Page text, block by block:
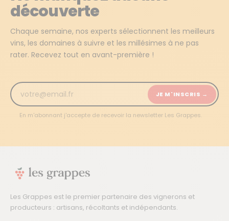
découverte
Chaque semaine, nos experts sélectionnent les meilleurs
vins, les domaines à suivre et les millésimes à ne pas
rater. Recevez tout en avant-première !
JE M'INSCRIS →
En m'abonnant j'accepte de recevoir la newsletter Les Grappes.
Les Grappes est le premier partenaire des vignerons et
producteurs : artisans, récoltants et indépendants.